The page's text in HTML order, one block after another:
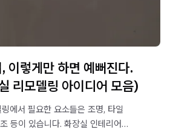
이렇게만 하면 예뻐진다.
리모델링 아이디어 모음)
에서 필요한 요소들은 조명, 타일
등이 있습니다. 화장실 인테리어의